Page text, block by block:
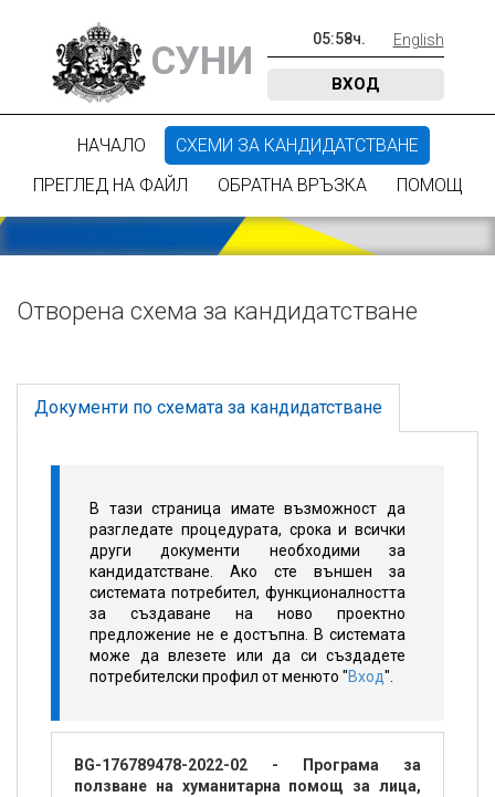
СУНИ 05:58ч. English
ВХОД
НАЧАЛО
СХЕМИ ЗА КАНДИДАТСТВАНЕ
ПРЕГЛЕД НА ФАЙЛ
ОБРАТНА ВРЪЗКА ПОМОЩ
Отворена схема за кандидатстване
Документи по схемата за кандидатстване
В тази страница имате възможност да
разгледате процедурата, срока и всички
други документи необходими за
кандидатстване. Ако сте външен за
системата потребител, функционалността
за създаване на ново проектно
предложение не е достъпна. В системата
може да влезете или да си създадете
потребителски профил от менюто "Вход".
BG-176789478-2022-02 - Програма за
ползване на хуманитарна помощ за лица,